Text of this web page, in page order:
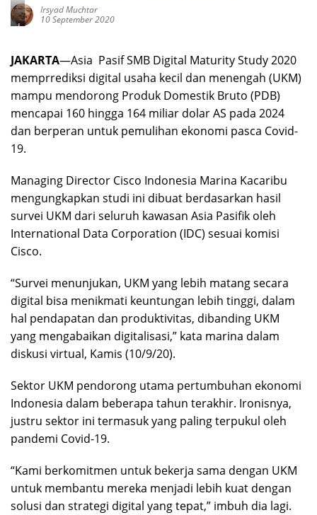
Irsyad Muchtar
10 September 2020
I
s
r
a
i
-
F
o
:
S
n
a
r
h
r
a
p
a
n
.
JAKARTA—Asia Pasif SMB Digital Maturity Study 2020
memprrediksi digital usaha kecil dan menengah (UKM)
mampu mendorong Produk Domestik Bruto (PDB)
mencapai 160 hingga 164 miliar dolar AS pada 2024
dan berperan untuk pemulihan ekonomi pasca Covid-
19.
Managing Director Cisco Indonesia Marina Kacaribu
mengungkapkan studi ini dibuat berdasarkan hasil
survei UKM dari seluruh kawasan Asia Pasifik oleh
International Data Corporation (IDC) sesuai komisi
Cisco.
“Survei menunjukan, UKM yang lebih matang secara
digital bisa menikmati keuntungan lebih tinggi, dalam
hal pendapatan dan produktivitas, dibanding UKM
yang mengabaikan digitalisasi,” kata marina dalam
diskusi virtual, Kamis (10/9/20).
Sektor UKM pendorong utama pertumbuhan ekonomi
Indonesia dalam beberapa tahun terakhir. Ironisnya,
justru sektor ini termasuk yang paling terpukul oleh
pandemi Covid-19.
“Kami berkomitmen untuk bekerja sama dengan UKM
untuk membantu mereka menjadi lebih kuat dengan
solusi dan strategi digital yang tepat,” imbuh dia lagi.